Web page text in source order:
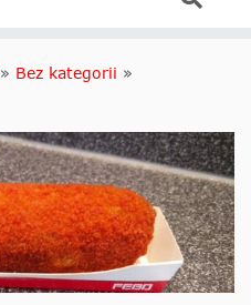
» Bez kategorii »